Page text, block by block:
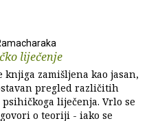
liječenje
knjiga zamišljena kao jasan,
pregled različitih
liječenja. Vrlo se
o teoriji - iako se